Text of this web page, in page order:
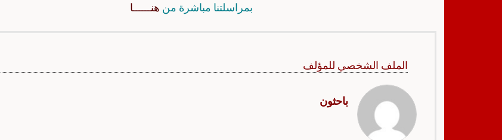
بمراسلتنا مباشرة من هنــــــا
الملف الشخصي للمؤلف
باحثون